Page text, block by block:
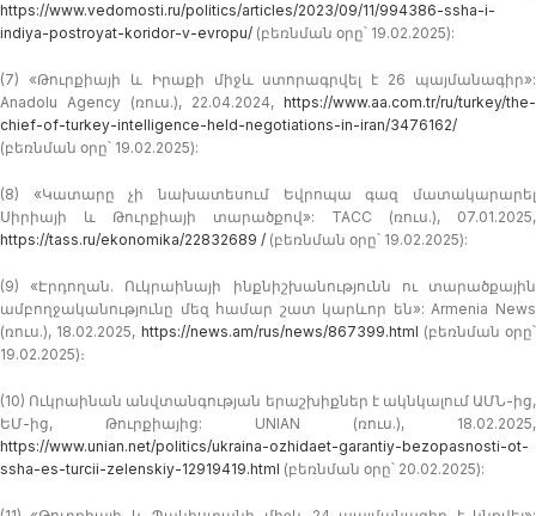
https://www.vedomosti.ru/politics/articles/2023/09/11/994386-ssha-i-
indiya-postroyat-koridor-v-evropu/ (բեռնման օրը՝ 19.02.2025):
(7) «Թուրքիայի և Իրաքի միջև ստորագրվել է 26 պայմանագիր»:
Anadolu Agency (ռուս.), 22.04.2024, https://www.aa.com.tr/ru/turkey/the-
chief-of-turkey-intelligence-held-negotiations-in-iran/3476162/
(բեռնման օրը՝ 19.02.2025):
(8) «Կատարը չի նախատեսում Եվրոպա գազ մատակարարել
Սիրիայի և Թուրքիայի տարածքով»: TACC (ռուս.), 07.01.2025,
https://tass.ru/ekonomika/22832689 / (բեռնման օրը՝ 19.02.2025):
(9) «Էրդողան. Ուկրաինայի ինքնիշխանությունն ու տարածքային
ամբողջականությունը մեզ համար շատ կարևոր են»: Armenia News
(ռուս.), 18.02.2025, https://news.am/rus/news/867399.html (բեռնման օրը՝
19.02.2025)։
(10) Ուկրաինան անվտանգության երաշխիքներ է ակնկալում ԱՄՆ-ից,
ԵՄ-ից, Թուրքիայից: UNIAN (ռուս.), 18.02.2025,
https://www.unian.net/politics/ukraina-ozhidaet-garantiy-bezopasnosti-ot-
ssha-es-turcii-zelenskiy-12919419.html (բեռնման օրը՝ 20.02.2025):